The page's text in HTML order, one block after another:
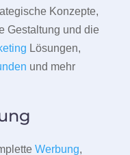
Konzepte,
Gestaltung und die
Lösungen,
und mehr
Werbung,